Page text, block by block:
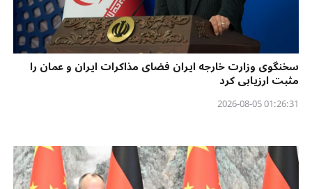
سخنگوی وزارت خارجه ایران فضای مذاکرات ایران و عمان را
مثبت ارزیابی کرد
01:26:31 2026-08-05